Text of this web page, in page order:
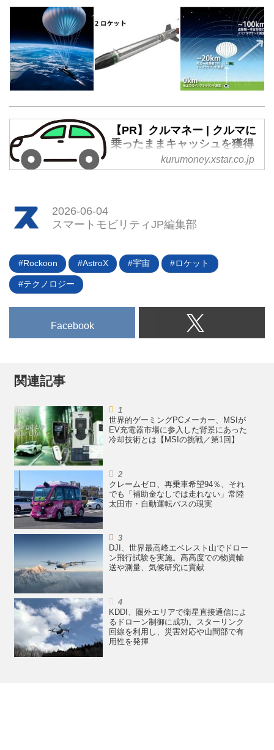
【PR】クルマネー | クルマに
乗ったままキャッシュを獲得
最短30秒で仮審査！売却代金を受
お金を手元に。
kurumoney.xstar.co.jp
2026-06-04
スマートモビリティJP編集部
Rockoon AstroX 宇宙 ロケット
テクノロジー
Facebook
関連記事
世界的ゲーミングPCメーカー、MSIが
EV充電器市場に参入した背景にあった
冷却技術とは【MSIの挑戦／第1回】
クレームゼロ、再乗車希望94％、それ
でも「補助金なしでは走れない」常陸
太田市・自動運転バスの現実
DJI、世界最高峰エベレスト山でドロー
ン飛行試験を実施。高高度での物資輸
送や測量、気候研究に貢献
KDDI、圏外エリアで衛星直接通信によ
るドローン制御に成功。スターリンク
回線を利用し、災害対応や山間部で有
用性を発揮